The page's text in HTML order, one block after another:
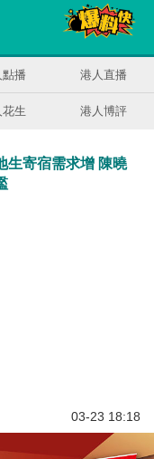
播 港人直播
生 港人博評
生寄宿需求增 陳曉
03-23 18:18